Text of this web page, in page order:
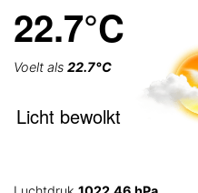
22.7°C
Voelt als 22.7°C
Licht bewolkt